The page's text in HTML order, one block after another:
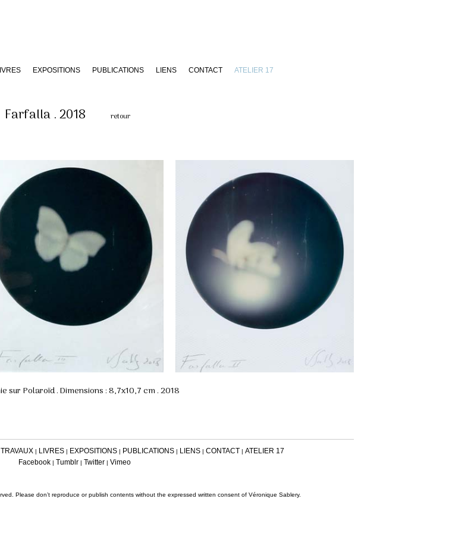
EXPOSITIONS PUBLICATIONS LIENS CONTACT ATELIER 17
Farfalla . 2018 retour
sur Polaroïd . Dimensions : 8,7x10,7 cm . 2018
TRAVAUX | LIVRES | EXPOSITIONS | PUBLICATIONS | LIENS | CONTACT | ATELIER 17
Facebook| Tumblr| Twitter| Vimeo
Please don’t reproduce or publish contents without the expressed written consent of Véronique Sablery.